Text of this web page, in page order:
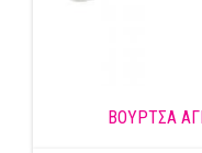
ΒΟΥΡΤΣΑ